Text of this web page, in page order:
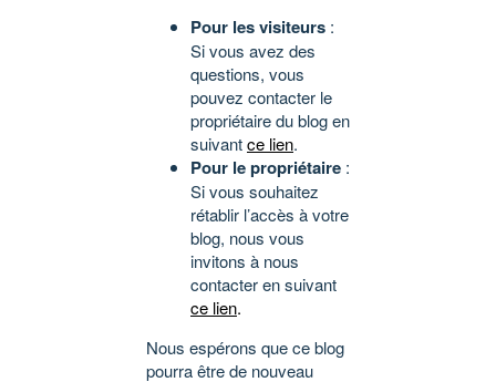
Pour les visiteurs :
Si vous avez des
questions, vous
pouvez contacter le
propriétaire du blog en
suivantce lien.
Pour le propriétaire :
Si vous souhaitez
rétablir l’accès à votre
blog, nous vous
invitons à nous
contacter en suivant
ce lien.
Nous espérons que ce blog
pourra être de nouveau